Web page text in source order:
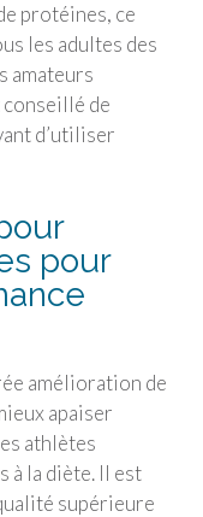
protéines, ce
les adultes des
amateurs
conseillé de
d’utiliser
pour
amélioration de
apaiser
athlètes
à la diète. Il est
supérieure